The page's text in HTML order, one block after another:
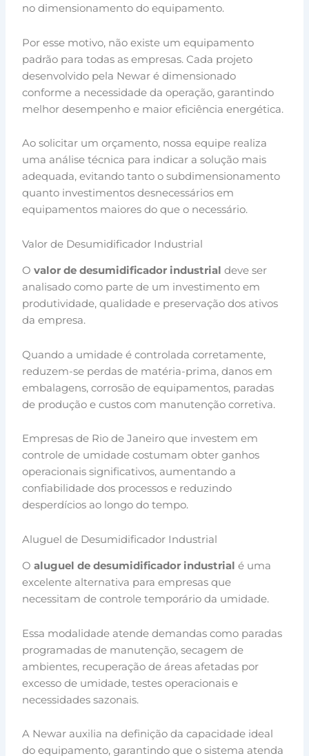
no dimensionamento do equipamento.
Por esse motivo, não existe um equipamento
padrão para todas as empresas. Cada projeto
desenvolvido pela Newar é dimensionado
conforme a necessidade da operação, garantindo
melhor desempenho e maior eficiência energética.
Ao solicitar um orçamento, nossa equipe realiza
uma análise técnica para indicar a solução mais
adequada, evitando tanto o subdimensionamento
quanto investimentos desnecessários em
equipamentos maiores do que o necessário.
Valor de Desumidificador Industrial
Ovalor de desumidificador industrial deve ser
analisado como parte de um investimento em
produtividade, qualidade e preservação dos ativos
da empresa.
Quando a umidade é controlada corretamente,
reduzem-se perdas de matéria-prima, danos em
embalagens, corrosão de equipamentos, paradas
de produção e custos com manutenção corretiva.
Empresas de Rio de Janeiro que investem em
controle de umidade costumam obter ganhos
operacionais significativos, aumentando a
confiabilidade dos processos e reduzindo
desperdícios ao longo do tempo.
Aluguel de Desumidificador Industrial
Oaluguel de desumidificador industrial é uma
excelente alternativa para empresas que
necessitam de controle temporário da umidade.
Essa modalidade atende demandas como paradas
programadas de manutenção, secagem de
ambientes, recuperação de áreas afetadas por
excesso de umidade, testes operacionais e
necessidades sazonais.
A Newar auxilia na definição da capacidade ideal
do equipamento, garantindo que o sistema atenda